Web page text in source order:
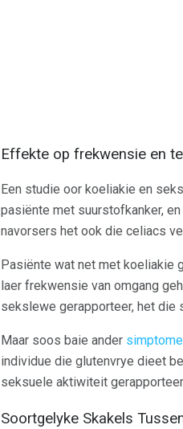
Effekte op frekwensie en
Een studie oor koeliakie en
pasiënte met suurstofkanker,
navorsers het ook die celiacs
Pasiënte wat net met koeliakie
laer frekwensie van omgang
sekslewe gerapporteer, het die
Maar soos baie ander simptome
individue die glutenvrye dieet
seksuele aktiwiteit
Soortgelyke Skakels